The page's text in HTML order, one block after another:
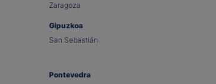
Zaragoza
Gipuzkoa
San Sebastián
Pontevedra